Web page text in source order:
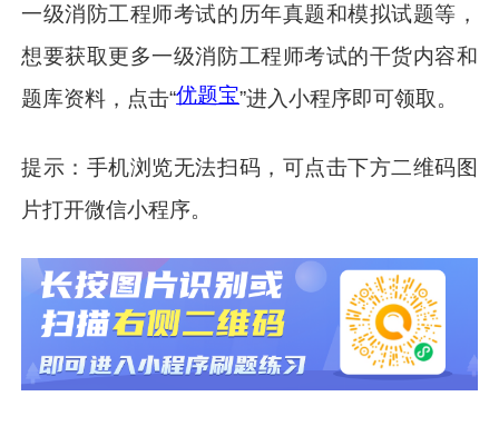
一级消防工程师考试的历年真题和模拟试题等，
想要获取更多一级消防工程师考试的干货内容和
题库资料，点击“优题宝”进入小程序即可领取。
提示：手机浏览无法扫码，可点击下方二维码图
片打开微信小程序。